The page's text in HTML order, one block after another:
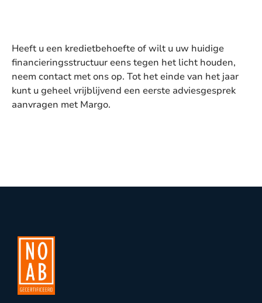
Heeft u een kredietbehoefte of wilt u uw huidige
financieringsstructuur eens tegen het licht houden,
neem contact met ons op. Tot het einde van het jaar
kunt u geheel vrijblijvend een eerste adviesgesprek
aanvragen met Margo.